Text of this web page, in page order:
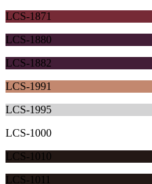
LCS-1871
LCS-1880
LCS-1882
LCS-1991
LCS-1995
LCS-1000
LCS-1010
LCS-1011